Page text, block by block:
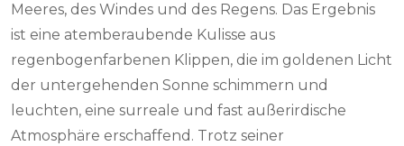
Meeres, des Windes und des Regens. Das Ergebnis
ist eine atemberaubende Kulisse aus
regenbogenfarbenen Klippen, die im goldenen Licht
der untergehenden Sonne schimmern und
leuchten, eine surreale und fast außerirdische
Atmosphäre erschaffend. Trotz seiner